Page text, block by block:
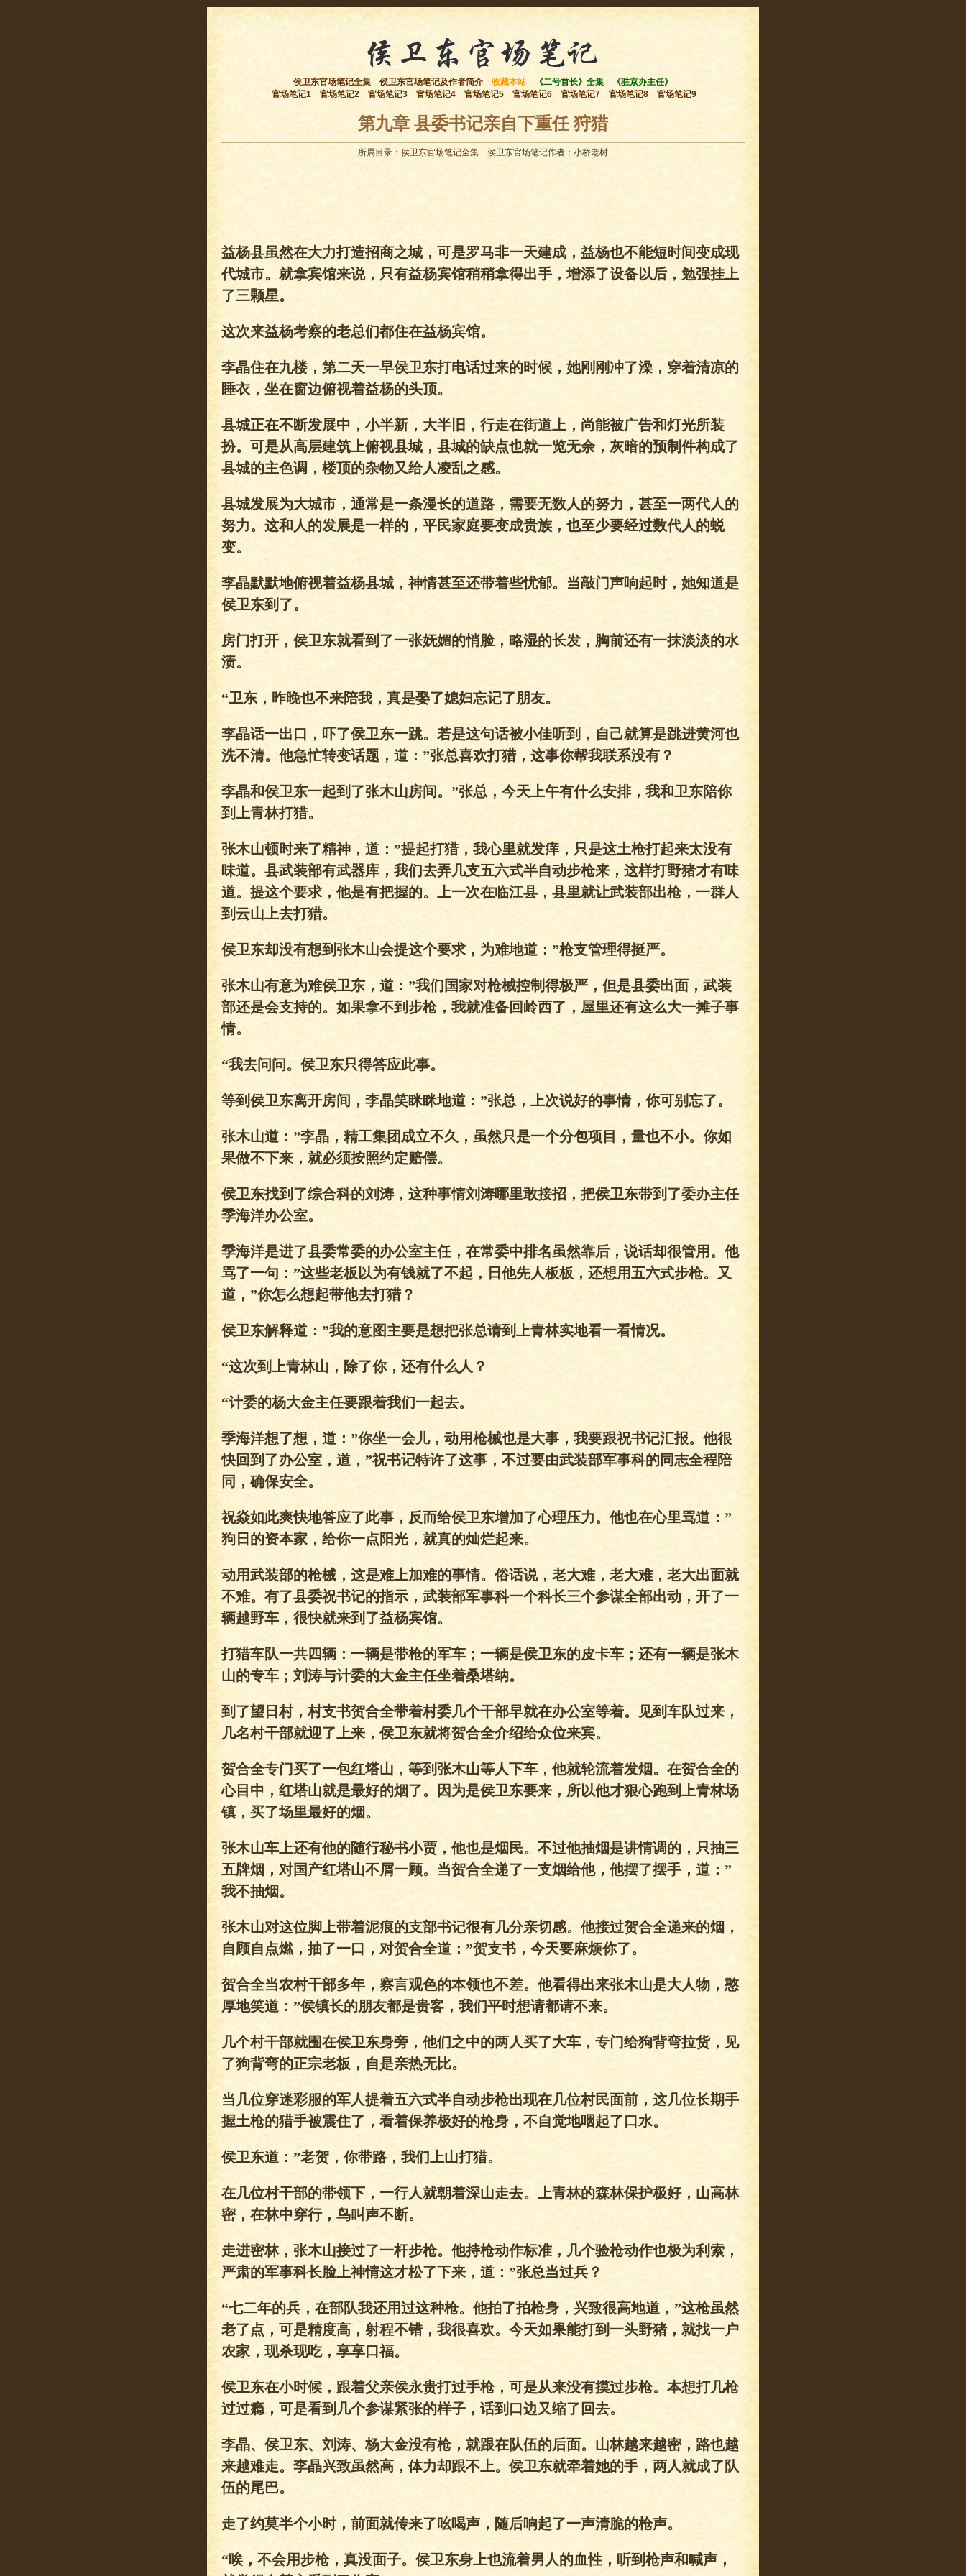
侯卫东官场笔记全集 侯卫东官场笔记及作者简介 收藏本站 《二号首长》全集
《驻京办主任》
官场笔记1
官场笔记2 官场笔记3 官场笔记4 官场笔记5 官场笔记6 官场笔记7 官场笔记8 官场笔记9
第九章 县委书记亲自下重任 狩猎
所属目录： 侯卫东官场笔记全集 侯卫东官场笔记作者：小桥老树
益杨县虽然在大力打造招商之城，可是罗马非一天建成，益杨也不能短时间变成现
代城市。就拿宾馆来说，只有益杨宾馆稍稍拿得出手，增添了设备以后，勉强挂上
了三颗星。
这次来益杨考察的老总们都住在益杨宾馆。
李晶住在九楼，第二天一早侯卫东打电话过来的时候，她刚刚冲了澡，穿着清凉的
睡衣，坐在窗边俯视着益杨的头顶。
县城正在不断发展中，小半新，大半旧，行走在街道上，尚能被广告和灯光所装
扮。可是从高层建筑上俯视县城，县城的缺点也就一览无余，灰暗的预制件构成了
县城的主色调，楼顶的杂物又给人凌乱之感。
县城发展为大城市，通常是一条漫长的道路，需要无数人的努力，甚至一两代人的
努力。这和人的发展是一样的，平民家庭要变成贵族，也至少要经过数代人的蜕
变。
李晶默默地俯视着益杨县城，神情甚至还带着些忧郁。当敲门声响起时，她知道是
侯卫东到了。
房门打开，侯卫东就看到了一张妩媚的悄脸，略湿的长发，胸前还有一抹淡淡的水
渍。
“卫东，昨晚也不来陪我，真是娶了媳妇忘记了朋友。
李晶话一出口，吓了侯卫东一跳。若是这句话被小佳听到，自己就算是跳进黄河也
洗不清。他急忙转变话题，道：”张总喜欢打猎，这事你帮我联系没有？
李晶和侯卫东一起到了张木山房间。”张总，今天上午有什么安排，我和卫东陪你
到上青林打猎。
张木山顿时来了精神，道：”提起打猎，我心里就发痒，只是这土枪打起来太没有
味道。县武装部有武器库，我们去弄几支五六式半自动步枪来，这样打野猪才有味
道。提这个要求，他是有把握的。上一次在临江县，县里就让武装部出枪，一群人
到云山上去打猎。
侯卫东却没有想到张木山会提这个要求，为难地道：”枪支管理得挺严。
张木山有意为难侯卫东，道：”我们国家对枪械控制得极严，但是县委出面，武装
部还是会支持的。如果拿不到步枪，我就准备回岭西了，屋里还有这么大一摊子事
情。
“我去问问。侯卫东只得答应此事。
等到侯卫东离开房间，李晶笑眯眯地道：”张总，上次说好的事情，你可别忘了。
张木山道：”李晶，精工集团成立不久，虽然只是一个分包项目，量也不小。你如
果做不下来，就必须按照约定赔偿。
侯卫东找到了综合科的刘涛，这种事情刘涛哪里敢接招，把侯卫东带到了委办主任
季海洋办公室。
季海洋是进了县委常委的办公室主任，在常委中排名虽然靠后，说话却很管用。他
骂了一句：”这些老板以为有钱就了不起，日他先人板板，还想用五六式步枪。又
道，”你怎么想起带他去打猎？
侯卫东解释道：”我的意图主要是想把张总请到上青林实地看一看情况。
“这次到上青林山，除了你，还有什么人？
“计委的杨大金主任要跟着我们一起去。
季海洋想了想，道：”你坐一会儿，动用枪械也是大事，我要跟祝书记汇报。他很
快回到了办公室，道，”祝书记特许了这事，不过要由武装部军事科的同志全程陪
同，确保安全。
祝焱如此爽快地答应了此事，反而给侯卫东增加了心理压力。他也在心里骂道：”
狗日的资本家，给你一点阳光，就真的灿烂起来。
动用武装部的枪械，这是难上加难的事情。俗话说，老大难，老大难，老大出面就
不难。有了县委祝书记的指示，武装部军事科一个科长三个参谋全部出动，开了一
辆越野车，很快就来到了益杨宾馆。
打猎车队一共四辆：一辆是带枪的军车；一辆是侯卫东的皮卡车；还有一辆是张木
山的专车；刘涛与计委的大金主任坐着桑塔纳。
到了望日村，村支书贺合全带着村委几个干部早就在办公室等着。见到车队过来，
几名村干部就迎了上来，侯卫东就将贺合全介绍给众位来宾。
贺合全专门买了一包红塔山，等到张木山等人下车，他就轮流着发烟。在贺合全的
心目中，红塔山就是最好的烟了。因为是侯卫东要来，所以他才狠心跑到上青林场
镇，买了场里最好的烟。
张木山车上还有他的随行秘书小贾，他也是烟民。不过他抽烟是讲情调的，只抽三
五牌烟，对国产红塔山不屑一顾。当贺合全递了一支烟给他，他摆了摆手，道：”
我不抽烟。
张木山对这位脚上带着泥痕的支部书记很有几分亲切感。他接过贺合全递来的烟，
自顾自点燃，抽了一口，对贺合全道：”贺支书，今天要麻烦你了。
贺合全当农村干部多年，察言观色的本领也不差。他看得出来张木山是大人物，憨
厚地笑道：”侯镇长的朋友都是贵客，我们平时想请都请不来。
几个村干部就围在侯卫东身旁，他们之中的两人买了大车，专门给狗背弯拉货，见
了狗背弯的正宗老板，自是亲热无比。
当几位穿迷彩服的军人提着五六式半自动步枪出现在几位村民面前，这几位长期手
握土枪的猎手被震住了，看着保养极好的枪身，不自觉地咽起了口水。
侯卫东道：”老贺，你带路，我们上山打猎。
在几位村干部的带领下，一行人就朝着深山走去。上青林的森林保护极好，山高林
密，在林中穿行，鸟叫声不断。
走进密林，张木山接过了一杆步枪。他持枪动作标准，几个验枪动作也极为利索，
严肃的军事科长脸上神情这才松了下来，道：”张总当过兵？
“七二年的兵，在部队我还用过这种枪。他拍了拍枪身，兴致很高地道，”这枪虽然
老了点，可是精度高，射程不错，我很喜欢。今天如果能打到一头野猪，就找一户
农家，现杀现吃，享享口福。
侯卫东在小时候，跟着父亲侯永贵打过手枪，可是从来没有摸过步枪。本想打几枪
过过瘾，可是看到几个参谋紧张的样子，话到口边又缩了回去。
李晶、侯卫东、刘涛、杨大金没有枪，就跟在队伍的后面。山林越来越密，路也越
来越难走。李晶兴致虽然高，体力却跟不上。侯卫东就牵着她的手，两人就成了队
伍的尾巴。
走了约莫半个小时，前面就传来了吆喝声，随后响起了一声清脆的枪声。
“唉，不会用步枪，真没面子。侯卫东身上也流着男人的血性，听到枪声和喊声，